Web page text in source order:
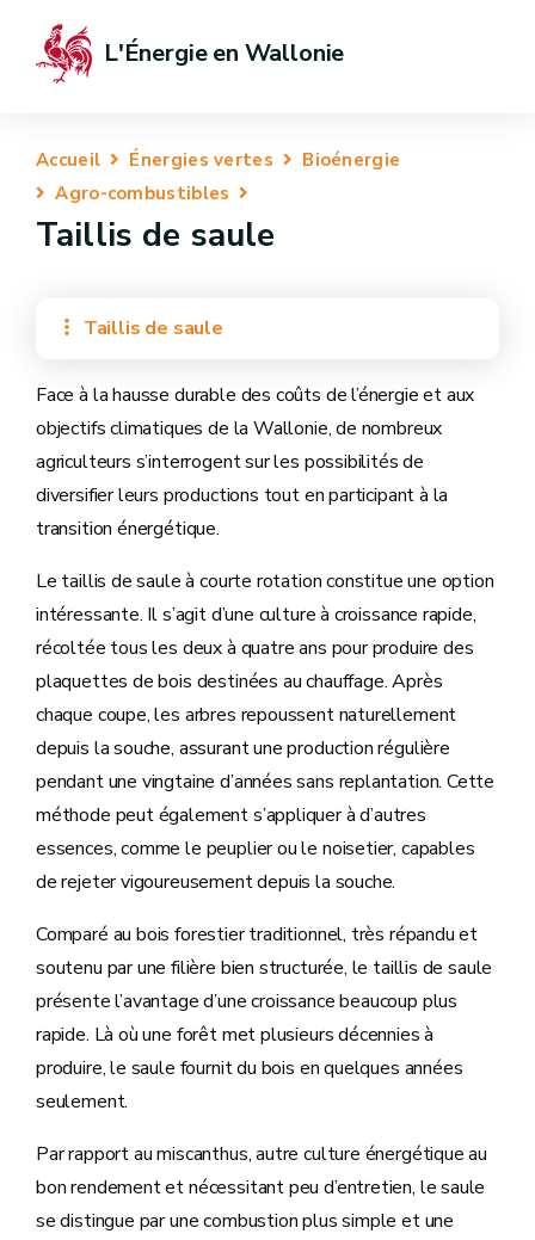
L'Énergie en Wallonie
Accueil Énergies vertes
Bioénergie
Agro-combustibles
Taillis de saule
Taillis de saule
Face à la hausse durable des coûts de l’énergie et aux
objectifs climatiques de la Wallonie, de nombreux
agriculteurs s’interrogent sur les possibilités de
diversifier leurs productions tout en participant à la
transition énergétique.
Le taillis de saule à courte rotation constitue une option
intéressante. Il s’agit d’une culture à croissance rapide,
récoltée tous les deux à quatre ans pour produire des
plaquettes de bois destinées au chauffage. Après
chaque coupe, les arbres repoussent naturellement
depuis la souche, assurant une production régulière
pendant une vingtaine d’années sans replantation. Cette
méthode peut également s’appliquer à d’autres
essences, comme le peuplier ou le noisetier, capables
de rejeter vigoureusement depuis la souche.
Comparé au bois forestier traditionnel, très répandu et
soutenu par une filière bien structurée, le taillis de saule
présente l’avantage d’une croissance beaucoup plus
rapide. Là où une forêt met plusieurs décennies à
produire, le saule fournit du bois en quelques années
seulement.
Par rapport au miscanthus, autre culture énergétique au
bon rendement et nécessitant peu d’entretien, le saule
se distingue par une combustion plus simple et une